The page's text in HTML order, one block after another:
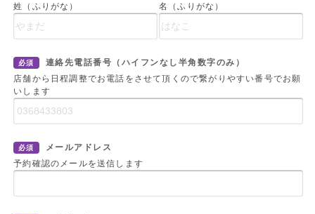
姓（ふりがな）
名（ふりがな）
必須
連絡先電話番号（ハイフンなし半角数字のみ）
店舗から日程調整でお電話をさせて頂くので繋がりやすい番号でお願
いします
必須
メールアドレス
予約確認のメールを送信します